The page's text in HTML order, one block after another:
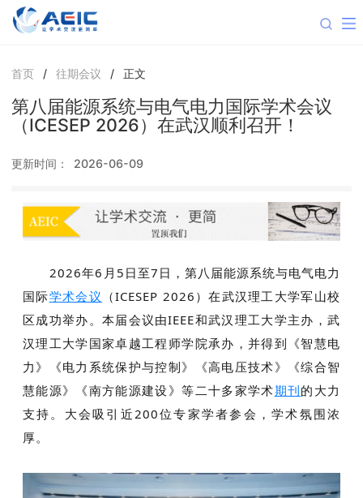
首页 / 往期会议 / 正文
第八届能源系统与电气电力国际学术会议
（ICESEP 2026）在武汉顺利召开！
更新时间： 2026-06-09
2026年6月5日至7日，第八届能源系统与电气电力
国际学术会议 （ICESEP 2026 ）在武汉理工大学军山校
区成功举办。本届会议由IEEE和武汉理工大学主办，武
汉理工大学国家卓越工程师学院承办，并得到《智慧电
力 》《电力系统保护与控制》《高电压技术》《综合智
慧能源》《南方能源建设》等二十多家学术期刊的大力
支持。大会吸引近200位专家学者参会，学术氛围浓
厚。